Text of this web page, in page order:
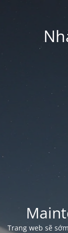
Trang web sẽ